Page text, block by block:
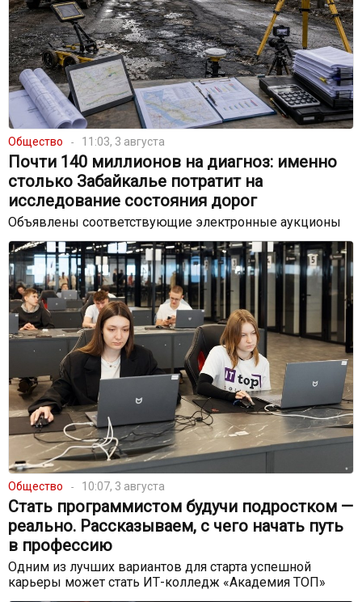
Общество 11:03, 3 августа
Почти 140 миллионов на диагноз: именно
столько Забайкалье потратит на
исследование состояния дорог
Объявлены соответствующие электронные аукционы
Общество 10:07, 3 августа
Стать программистом будучи подростком —
реально. Рассказываем, с чего начать путь
в профессию
Одним из лучших вариантов для старта успешной
карьеры может стать ИТ-колледж «Академия ТОП»